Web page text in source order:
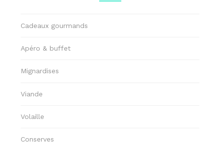
Cadeaux gourmands
Apéro & buffet
Mignardises
Viande
Volaille
Conserves